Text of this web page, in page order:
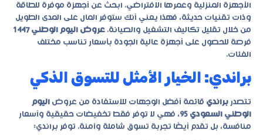
الأجهزة المنزلية وعمرها الافتراضي. ابحث عن أجهزة موفرة للطاقة
وذات تقنيات حديثة، فهذا يعني أنك ستوفر المال على المدى الطويل
من خلال تقليل تكاليف التشغيل والصيانة. عروض اليوم الوطني 1447
فرصة للحصول على أجهزة عالية الجودة بأسعار تناسب مختلف
الفئات.
براندي: الخيار الأمثل للتسوق الذكي
تتصدر براندي قائمة أفضل الوجهات للاستفادة من عروض اليوم
الوطني السعودي 95
، فهي لا توفر فقط تخفيضات حقيقية وأسعار
منافسة، بل تقدم أيضًا تجربة تسوق شاملة وآمنة. توفر براندي: